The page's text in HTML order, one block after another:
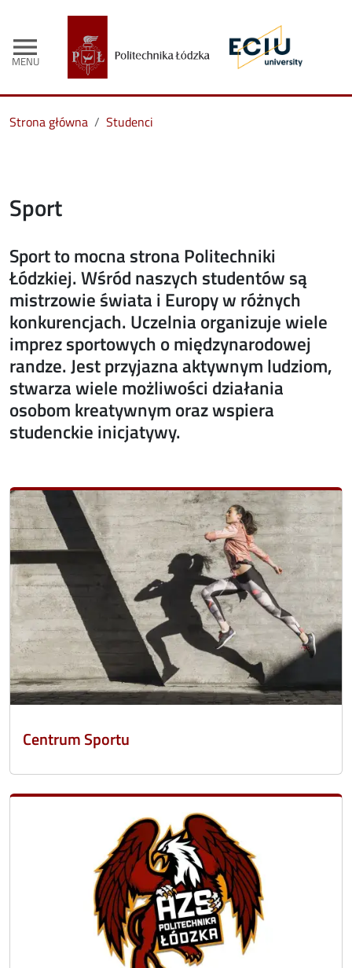
menu
MENU
Strona główna Studenci
Sport
Sport to mocna strona Politechniki
Łódzkiej. Wśród naszych studentów są
mistrzowie świata i Europy w różnych
konkurencjach. Uczelnia organizuje wiele
imprez sportowych o międzynarodowej
randze. Jest przyjazna aktywnym ludziom,
stwarza wiele możliwości działania
osobom kreatywnym oraz wspiera
studenckie inicjatywy.
Centrum Sportu